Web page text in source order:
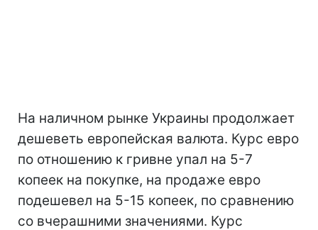
На наличном рынке Украины продолжает
дешеветь европейская валюта. Курс евро
по отношению к гривне упал на 5-7
копеек на покупке, на продаже евро
подешевел на 5-15 копеек, по сравнению
со вчерашними значениями. Курс